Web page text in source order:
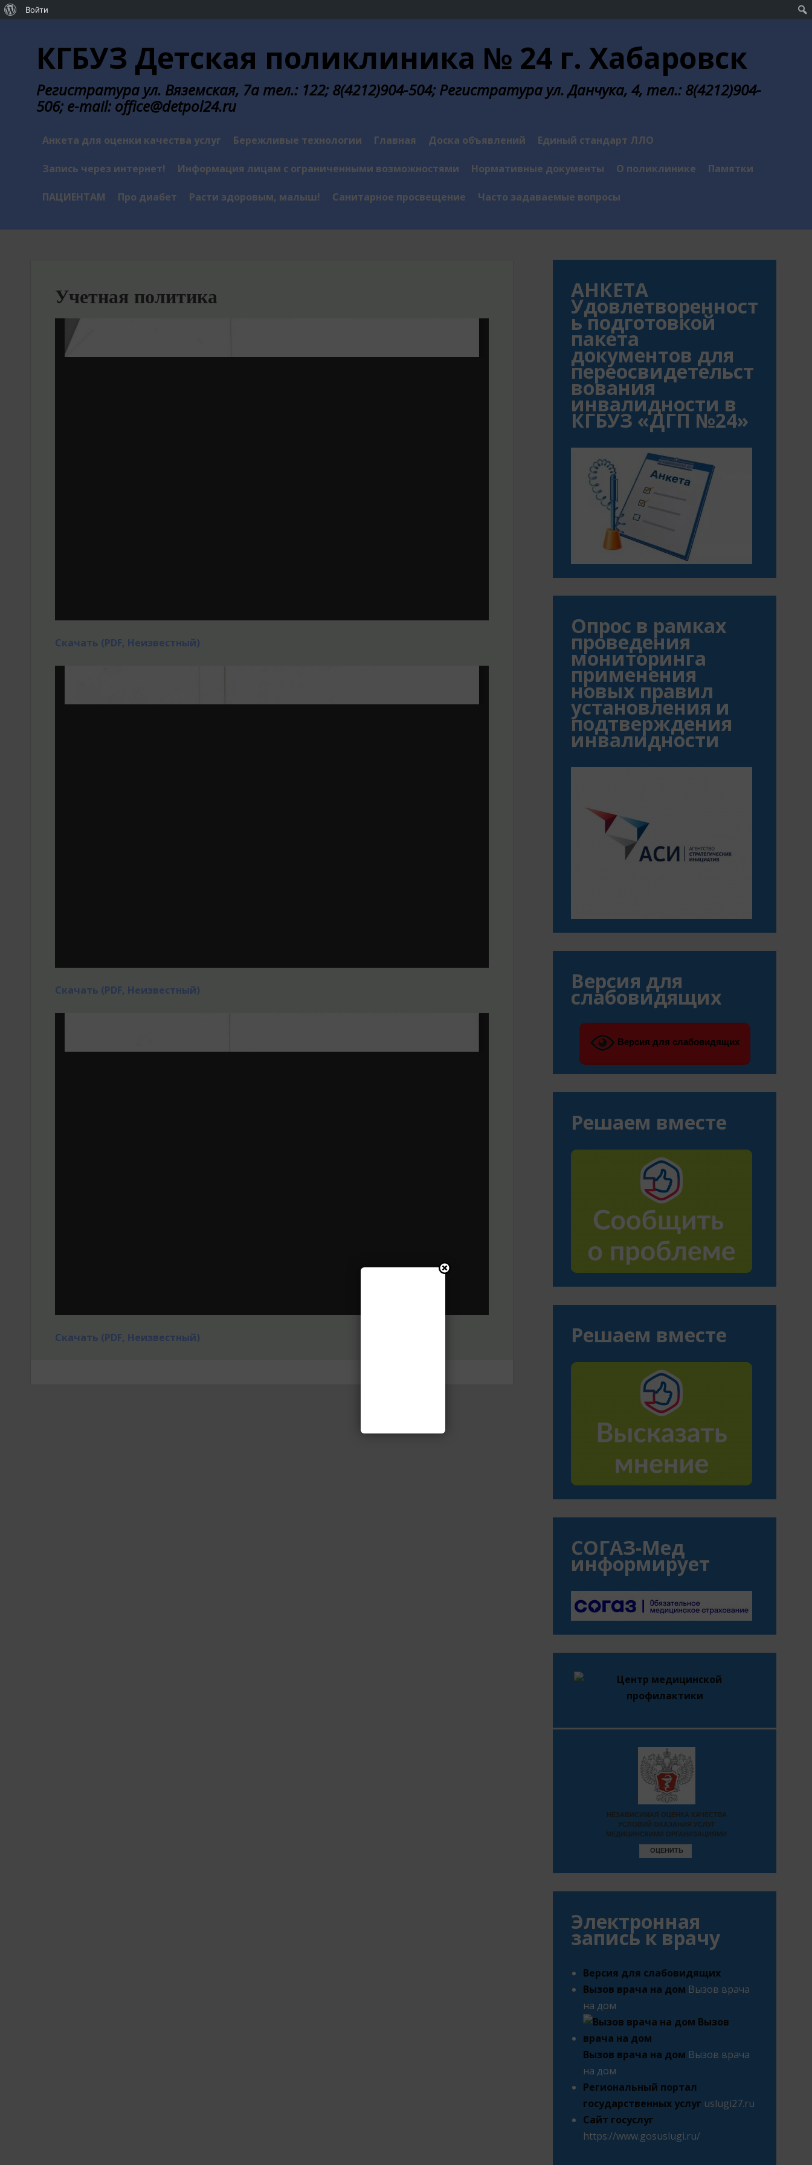
содержаниюКГБУЗ Детская поликлиника № 24 г. Хабаровск
Регистратура ул. Вяземская, 7а тел.: 122; 8(4212)904-504; Регистратура ул. Данчука, 4, тел.: 8(4212)904-
506; e-mail: office@detpol24.ru
Анкета для оценки качества услуг Бережливые технологии Главная Доска объявлений Единый стандарт ЛЛО
Запись через интернет! Информация лицам с ограниченными возможностями Нормативные документы О поликлинике Памятки
ПАЦИЕНТАМ Про диабет Расти здоровым, малыш! Санитарное просвещение Часто задаваемые вопросы
Учетная политика
Скачать (PDF, Неизвестный)
Скачать (PDF, Неизвестный)
Скачать (PDF, Неизвестный)
АНКЕТА
Удовлетворенност
ь подготовкой
пакета
документов для
переосвидетельст
вования
инвалидности в
КГБУЗ «ДГП №24»
Опрос в рамках
проведения
мониторинга
применения
новых правил
установления и
подтверждения
инвалидности
Версия для
слабовидящих
Версия для слабовидящих
Решаем вместе
Решаем вместе
СОГАЗ-Мед
информирует
Электронная
запись к врачу
Версия для слабовидящих
Вызов врача на дом Вызов врача
на дом
Вызов врача на дом Вызов врача
на дом
Региональный портал
государственных услуг uslugi27.ru
Сайт госуслуг
https://www.gosuslugi.ru/
Войти